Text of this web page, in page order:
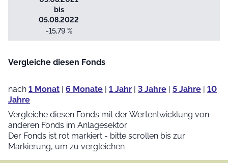
bis
05.08.2022
-15,79 %
Vergleiche diesen Fonds
nach 1 Monat | 6 Monate | 1 Jahr | 3 Jahre | 5 Jahre | 10
Jahre
Vergleiche diesen Fonds mit der Wertentwicklung von
anderen Fonds im Anlagesektor.
Der Fonds ist rot markiert - bitte scrollen bis zur
Markierung, um zu vergleichen